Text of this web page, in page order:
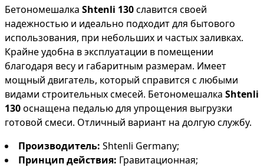
Бетономешалка Shtenli 130славится своей
надежностью и идеально подходит для бытового
использования, при небольших и частых заливках.
Крайне удобна в эксплуатации в помещении
благодаря весу и габаритным размерам. Имеет
мощный двигатель, который справится с любыми
видами строительных смесей. Бетономешалка Shtenli
130оснащена педалью для упрощения выгрузки
готовой смеси. Отличный вариант на долгую службу.
Производитель: Shtenli Germany;
Принцип действия: Гравитационная;